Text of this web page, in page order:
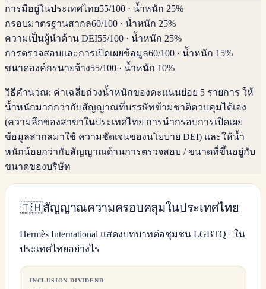
การมีอยู่ในประเทศไทย55/100 · น้ำหนัก 25%
กรอบมาตรฐานสากล60/100 · น้ำหนัก 25%
ความเป็นผู้นำด้าน DEI55/100 · น้ำหนัก 25%
การตรวจสอบและการเปิดเผยข้อมูล60/100 · น้ำหนัก 15%
ขนาดองค์กรนายจ้าง55/100 · น้ำหนัก 10%
วิธีคำนวณ: ค่าเฉลี่ยถ่วงน้ำหนักของคะแนนย่อย 5 รายการ ให้
น้ำหนักมากกว่ากับสัญญาณที่บรรษัทข้ามชาติควบคุมได้เอง
(ความลึกของสาขาในประเทศไทย การนำกรอบการเปิดเผย
ข้อมูลสากลมาใช้ ความชัดเจนของนโยบาย DEI) และให้น้ำ
หนักน้อยกว่ากับสัญญาณด้านการตรวจสอบ / ขนาดที่ขึ้นอยู่กับ
ขนาดของบริษัท
🇹🇭สัญญาณความครอบคลุมในประเทศไทย
Hermès International แสดงบทบาทต่อชุมชน LGBTQ+ ใน
ประเทศไทยอย่างไร
INCLUSION DIVIDEND